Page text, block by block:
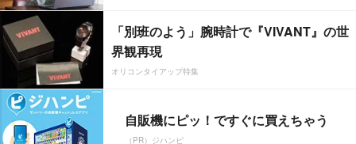
「別班のよう」腕時計で『VIVANT』の世
界観再現
オリコンタイアップ特集
自販機にピッ！ですぐに買えちゃう
（PR）ジハンピ